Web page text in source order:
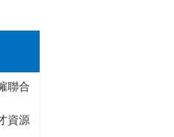
聯合
資源